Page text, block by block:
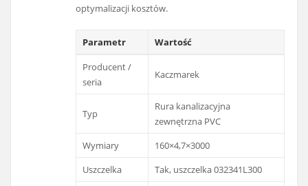
optymalizacji kosztów.
Parametr
Wartość
Producent /
seria
Kaczmarek
Typ
Rura kanalizacyjna
zewnętrzna PVC
Wymiary
160×4,7×3000
Uszczelka
Tak, uszczelka 032341L300